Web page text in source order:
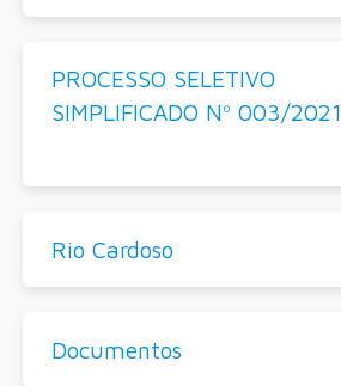
PROCESSO SELETIVO
SIMPLIFICADO Nº 003/2021
Rio Cardoso
Documentos